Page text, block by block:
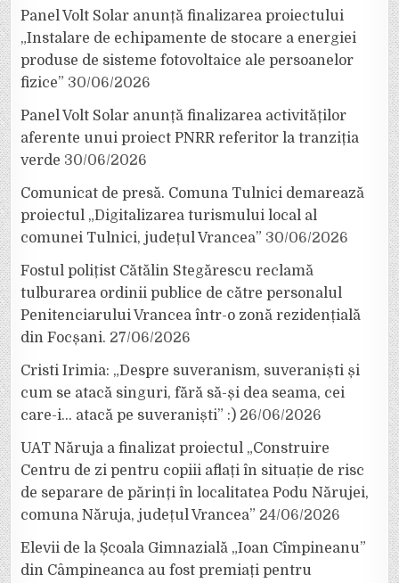
Panel Volt Solar anunță finalizarea proiectului
„Instalare de echipamente de stocare a energiei
produse de sisteme fotovoltaice ale persoanelor
fizice” 30/06/2026
Panel Volt Solar anunță finalizarea activităților
aferente unui proiect PNRR referitor la tranziția
verde 30/06/2026
Comunicat de presă. Comuna Tulnici demarează
proiectul „Digitalizarea turismului local al
comunei Tulnici, județul Vrancea” 30/06/2026
Fostul polițist Cătălin Stegărescu reclamă
tulburarea ordinii publice de către personalul
Penitenciarului Vrancea într-o zonă rezidențială
din Focșani. 27/06/2026
Cristi Irimia: „Despre suveranism, suveraniști și
cum se atacă singuri, fără să-și dea seama, cei
care-i… atacă pe suveraniști” :) 26/06/2026
UAT Năruja a finalizat proiectul „Construire
Centru de zi pentru copiii aflați în situație de risc
de separare de părinți în localitatea Podu Nărujei,
comuna Năruja, județul Vrancea” 24/06/2026
Elevii de la Școala Gimnazială „Ioan Cîmpineanu”
din Câmpineanca au fost premiați pentru